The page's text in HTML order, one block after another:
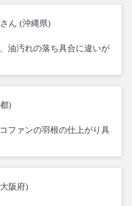
さん (沖縄県)
油汚れの落ち具合に違いが
)
ファンの羽根の仕上がり具
阪府)